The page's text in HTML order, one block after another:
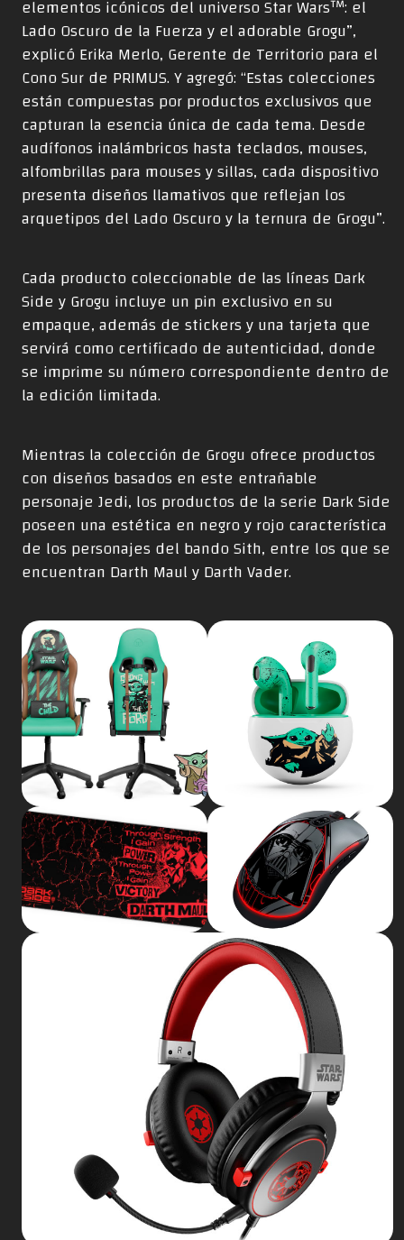
elementos icónicos del universo Star Wars™: el
Lado Oscuro de la Fuerza y el adorable Grogu”,
explicó Erika Merlo, Gerente de Territorio para el
Cono Sur de PRIMUS. Y agregó: “Estas colecciones
están compuestas por productos exclusivos que
capturan la esencia única de cada tema. Desde
audífonos inalámbricos hasta teclados, mouses,
alfombrillas para mouses y sillas, cada dispositivo
presenta diseños llamativos que reflejan los
arquetipos del Lado Oscuro y la ternura de Grogu”.
Cada producto coleccionable de las líneas Dark
Side y Grogu incluye un pin exclusivo en su
empaque, además de stickers y una tarjeta que
servirá como certificado de autenticidad, donde
se imprime su número correspondiente dentro de
la edición limitada.
Mientras la colección de Grogu ofrece productos
con diseños basados en este entrañable
personaje Jedi, los productos de la serie Dark Side
poseen una estética en negro y rojo característica
de los personajes del bando Sith, entre los que se
encuentran Darth Maul y Darth Vader.